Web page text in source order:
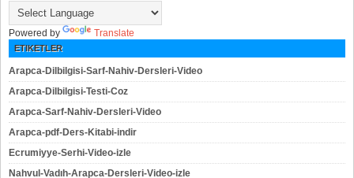
Powered by Translate
ETIKETLER
Arapca-Dilbilgisi-Sarf-Nahiv-Dersleri-Video
Arapca-Dilbilgisi-Testi-Coz
Arapca-Sarf-Nahiv-Dersleri-Video
Arapca-pdf-Ders-Kitabi-indir
Ecrumiyye-Serhi-Video-izle
Nahvul-Vadıh-Arapca-Dersleri-Video-izle